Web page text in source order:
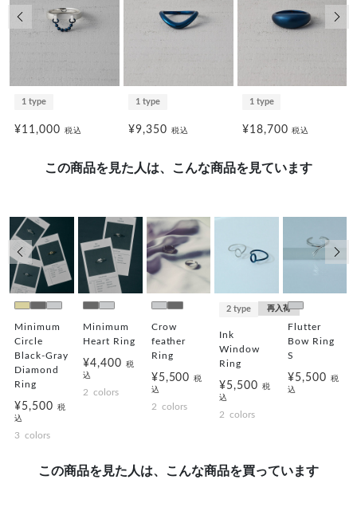
1 type
¥11,000税込
1 type
¥9,350 税込
1 type
¥18,700税込
前の画像
この商品を見た人は、こんな商品を見ています
Minimum
Circle
Black-Gray
Diamond
Ring
¥5,500税
込
3 colors
Minimum
Heart Ring
¥4,400 税
込
2 colors
Crow
feather
Ring
¥5,500税
込
2 colors
2 type 再入荷
Ink
Window
Ring
¥5,500 税
込
2 colors
Flutter
Bow Ring
S
¥5,500 税
込
前の画像
この商品を見た人は、こんな商品を買っています